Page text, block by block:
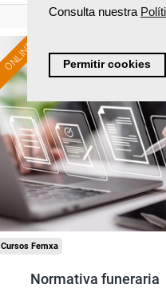
Consulta nuestra
Permitir cookies
ONLINE
Para desempleados,
trabajadores y autónomos.
Sector
-Otros Servicios.
Cursos Femxa
Normativa funeraria